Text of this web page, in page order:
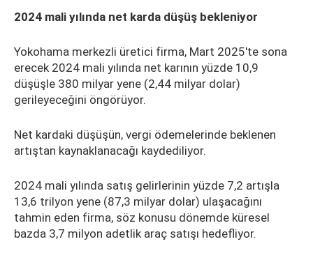
2024 mali yılında net karda düşüş bekleniyor
Yokohama merkezli üretici firma, Mart 2025'te sona
erecek 2024 mali yılında net karının yüzde 10,9
düşüşle 380 milyar yene (2,44 milyar dolar)
gerileyeceğini öngörüyor.
Net kardaki düşüşün, vergi ödemelerinde beklenen
artıştan kaynaklanacağı kaydediliyor.
2024 mali yılında satış gelirlerinin yüzde 7,2 artışla
13,6 trilyon yene (87,3 milyar dolar) ulaşacağını
tahmin eden firma, söz konusu dönemde küresel
bazda 3,7 milyon adetlik araç satışı hedefliyor.